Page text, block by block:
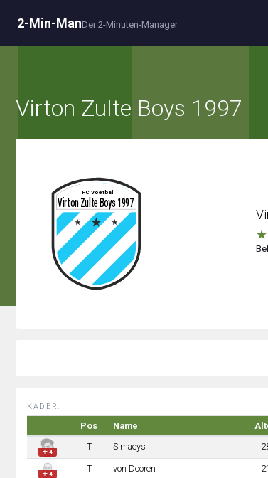
2-Min-ManDer 2-Minuten-Manager
Virton Zulte Boys 1997
★
KADER:
Pos Name
✚ 4
T Simaeys
✚ 4
T von Dooren 21